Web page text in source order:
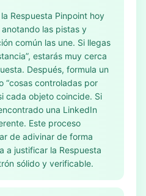
Respuesta Pinpoint hoy
las pistas y
común las une. Si llegas
estarás muy cerca
Después, formula un
“cosas controladas por
cada objeto coincide. Si
una LinkedIn
Este proceso
de adivinar de forma
a justificar la Respuesta
sólido y verificable.